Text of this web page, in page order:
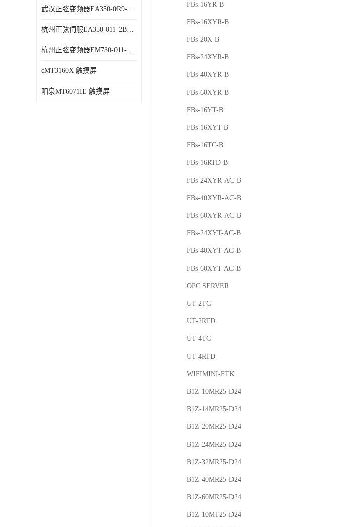
武汉正弦变频器EA350-0R9-1B代理商 变频器 代理商销售
杭州正弦伺服EA350-011-2B代理商 变频器 代理商销售
杭州正弦变频器EM730-011-3B代理商 变频器 代理商销售
cMT3160X 触摸屏
阳泉MT6071IE 触摸屏
FBs-16YR-B
FBs-16XYR-B
FBs-20X-B
FBs-24XYR-B
FBs-40XYR-B
FBs-60XYR-B
FBs-16YT-B
FBs-16XYT-B
FBs-16TC-B
FBs-16RTD-B
FBs-24XYR-AC-B
FBs-40XYR-AC-B
FBs-60XYR-AC-B
FBs-24XYT-AC-B
FBs-40XYT-AC-B
FBs-60XYT-AC-B
OPC SERVER
UT-2TC
UT-2RTD
UT-4TC
UT-4RTD
WIFIMINI-FTK
B1Z-10MR25-D24
B1Z-14MR25-D24
B1Z-20MR25-D24
B1Z-24MR25-D24
B1Z-32MR25-D24
B1Z-40MR25-D24
B1Z-60MR25-D24
B1Z-10MT25-D24